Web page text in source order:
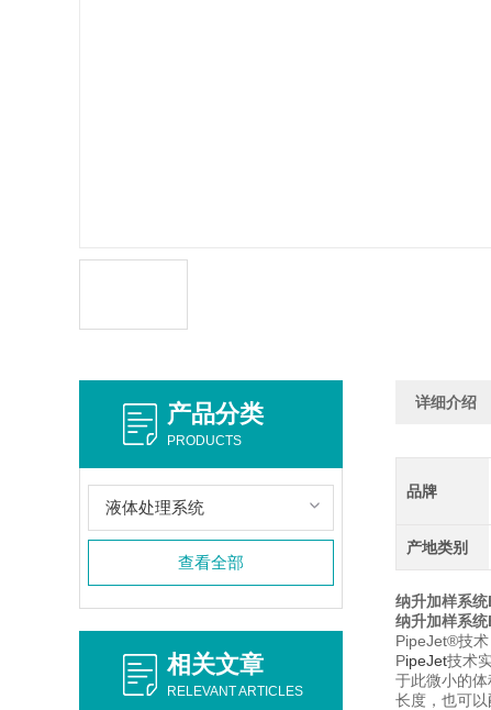
产品分类
PRODUCTS
液体处理系统
查看全部
相关文章
RELEVANT ARTICLES
详细介绍
品牌
产地类别
纳升加样系
纳升加样系
PipeJet®技术
PipeJet技术
于此微小的
长度，也可以